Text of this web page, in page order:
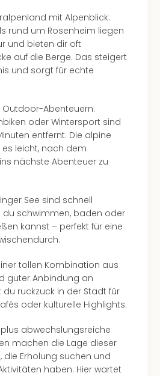
mit Alpenblick:
rund um Rosenheim liegen
und bieten dir oft
auf die Berge. Das steigert
und sorgt für echte
Outdoor-Abenteuern:
oder Wintersport sind
entfernt. Die alpine
leicht, nach dem
nächste Abenteuer zu
See sind schnell
du schwimmen, baden oder
kannst – perfekt für eine
tollen Kombination aus
guter Anbindung an
du ruckzuck in der Stadt für
oder kulturelle Highlights.
plus abwechslungsreiche
machen die Lage dieser
die Erholung suchen und
haben. Hier wartet